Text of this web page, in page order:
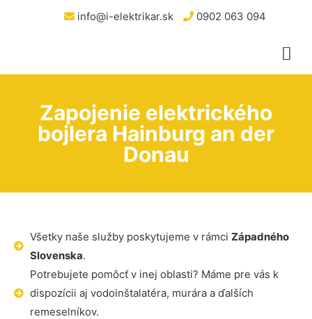
info@i-elektrikar.sk 0902 063 094
Zapojenie elektrického
bojlera Hainburg an der
Donau
Všetky naše služby poskytujeme v rámci Západného
Slovenska.
Potrebujete pomôcť v inej oblasti? Máme pre vás k
dispozícii aj vodoinštalatéra, murára a ďalších
remeselníkov.